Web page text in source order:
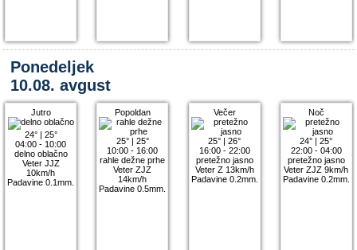
Ponedeljek
10.08. avgust
Jutro
24°| 25°
04:00 - 10:00
delno oblačno
Veter JJZ
10km/h
Padavine 0.1mm.
Popoldan
25°| 25°
10:00 - 16:00
rahle dežne prhe
Veter ZJZ
14km/h
Padavine 0.5mm.
Večer
25° |26°
16:00 - 22:00
pretežno jasno
Veter Z 13km/h
Padavine 0.2mm.
Noč
24° |25°
22:00 - 04:00
pretežno jasno
Veter ZJZ 9km/h
Padavine 0.2mm.